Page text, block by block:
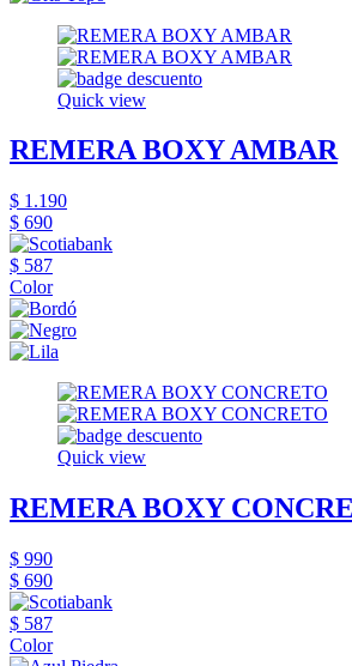
Quick view
REMERA BOXY AMBAR
$ 1.190
$ 690
$ 587
Color
Quick view
REMERA BOXY
$ 990
$ 690
$ 587
Color